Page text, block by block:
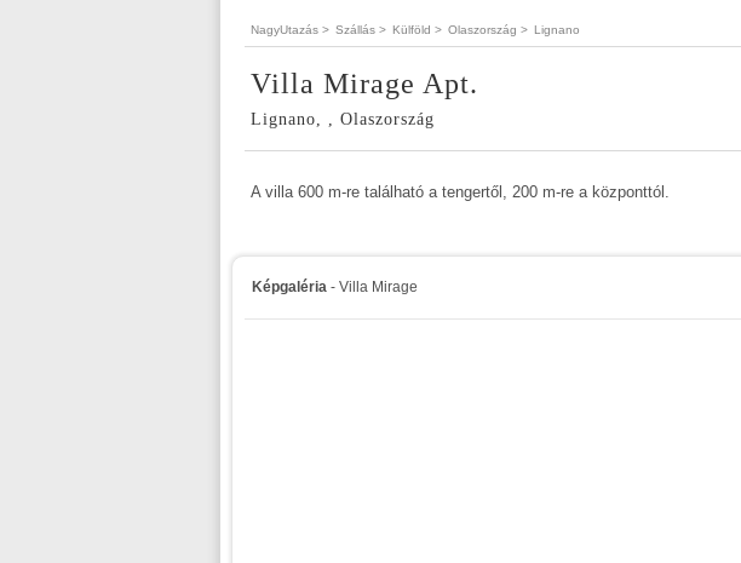
NagyUtazás > Szállás > Külföld > Olaszország > Lignano
Villa Mirage Apt.
Lignano, , Olaszország
A villa 600 m-re található a tengertől, 200 m-re a központtól.
Képgaléria - Villa Mirage